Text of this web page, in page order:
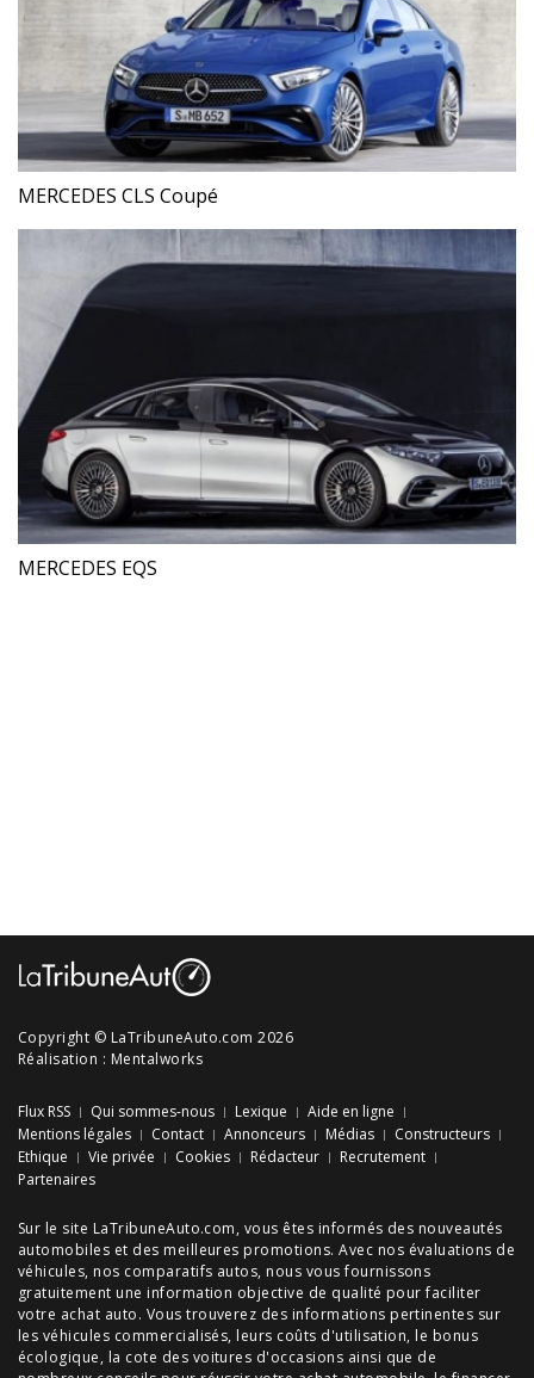
MERCEDES CLS Coupé
MERCEDES EQS
Copyright © LaTribuneAuto.com 2026
Réalisation : Mentalworks
Flux RSS Qui sommes-nous Lexique
Aide en ligne
Mentions légales
Contact Annonceurs Médias
Constructeurs
Ethique
Vie privée Cookies Rédacteur
Recrutement
Partenaires
Sur le site LaTribuneAuto.com, vous êtes informés des nouveautés
automobiles et des meilleures promotions. Avec nos évaluations de
véhicules, nos comparatifs autos, nous vous fournissons
gratuitement une information objective de qualité pour faciliter
votre achat auto. Vous trouverez des informations pertinentes sur
les véhicules commercialisés, leurs coûts d'utilisation, le bonus
écologique, la cote des voitures d'occasions ainsi que de